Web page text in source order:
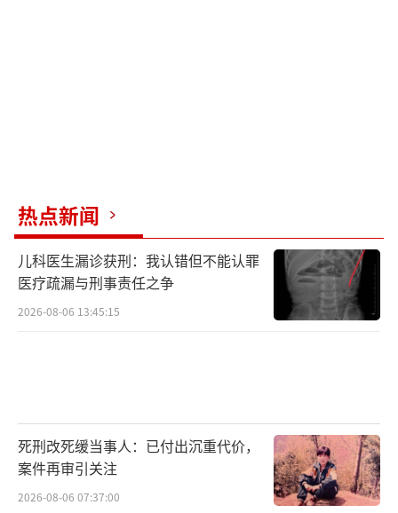
教堂前广场以及教堂内部，教堂内部最多可容
纳3000人。（责任编辑：张小花 TT1000）
热点新闻
儿科医生漏诊获刑：我认错但不能认罪
医疗疏漏与刑事责任之争
2026-08-06 13:45:15
死刑改死缓当事人：已付出沉重代价，
案件再审引关注
2026-08-06 07:37:00